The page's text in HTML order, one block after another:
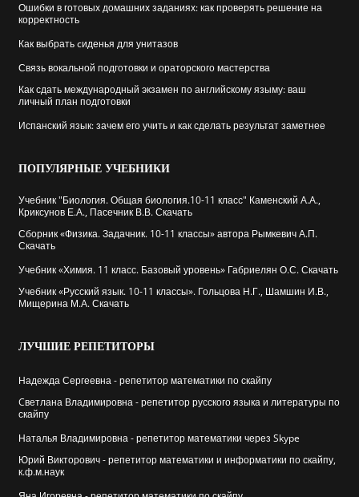
Ошибки в готовых домашних заданиях: как проверять решение на
корректность
Как выбрать cиденья для унитазов
Связь вокальной подготовки и ораторского мастерства
Как сдать международный экзамен по английскому языму: ваш
личный план подготовки
Испанский язык: зачем его учить и как сделать результат заметнее
ПОПУЛЯРНЫЕ УЧЕБНИКИ
Учебник "Биология. Общая биология.10-11 класс" Каменский А.А.,
Криксунов Е.А., Пасечник В.В. Скачать
Сборник «Физика. Задачник. 10-11 классы» автора Рымкевич А.П.
Скачать
Учебник «Химия. 11 класс. Базовый уровень» Габриелян О.С. Скачать
Учебник «Русский язык. 10-11 классы». Гольцова Н.Г., Шамшин И.В.,
Мищерина М.А. Скачать
ЛУЧШИЕ РЕПЕТИТОРЫ
Надежда Сергеевна - репетитор математики по скайпу
Cветлана Владимировна - репетитор русского языка и литературы по
скайпу
Наталья Владимировна - репетитор математики через Skype
Юрий Викторович - репетитор математики и информатики по скайпу,
к.ф.м.наук